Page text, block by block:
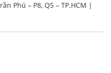
Phú – P8, Q5 – TP.HCM |